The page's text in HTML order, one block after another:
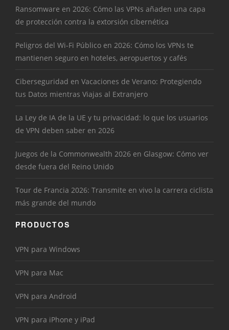
Ransomware en 2026: Cómo las VPNs añaden una capa
de protección contra la extorsión cibernética
Peligros del Wi-Fi Público en 2026: Cómo los VPNs te
mantienen seguro en hoteles, aeropuertos y cafés
Ciberseguridad en Vacaciones de Verano: Protegiendo
tus Datos mientras Viajas al Extranjero
La Ley de IA de la UE y tu privacidad: lo que los usuarios
de VPN deben saber en 2026
Juegos de la Commonwealth 2026 en Glasgow: Cómo ver
desde fuera del Reino Unido
Tour de Francia 2026: Transmite en vivo la carrera ciclista
más grande del mundo
PRODUCTOS
VPN para Windows
VPN para Mac
VPN para Android
VPN para iPhone y iPad